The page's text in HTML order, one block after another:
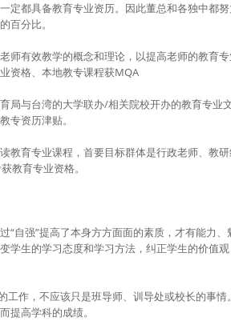
定都具备教育专业资历。因此董总和各独中都
百分比。
师有效教学的概念和理论，以提高老师的教育
资格、本地教专课程获MQA
局与台湾的大学联办/相关院校开办的教育专业
专资历津贴。
教育专业课程，首要目标群体是行政老师、教
教育专业资格。
“自强”提高了本身方方面面的素质，才有能力
学生的学习态度和学习方法，纠正学生的价值
工作，不应该只是班导师、训导处或校长的事
提高学科的成绩。